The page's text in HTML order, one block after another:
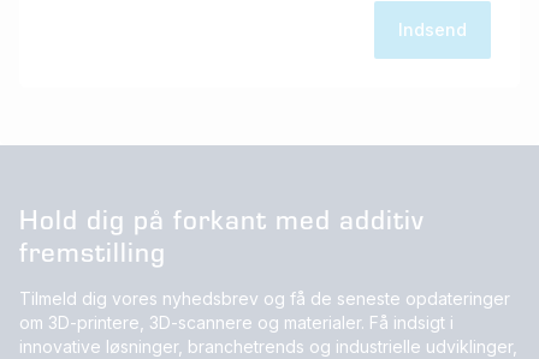
Hold dig på forkant med additiv
fremstilling
Tilmeld dig vores nyhedsbrev og få de seneste opdateringer
om 3D-printere, 3D-scannere og materialer. Få indsigt i
innovative løsninger, branchetrends og industrielle udviklinger,